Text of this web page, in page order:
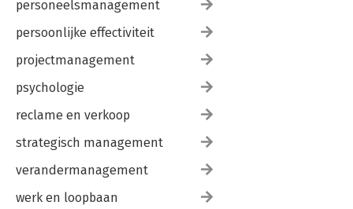
personeelsmanagement
persoonlijke effectiviteit
projectmanagement
psychologie
reclame en verkoop
strategisch management
verandermanagement
werk en loopbaan